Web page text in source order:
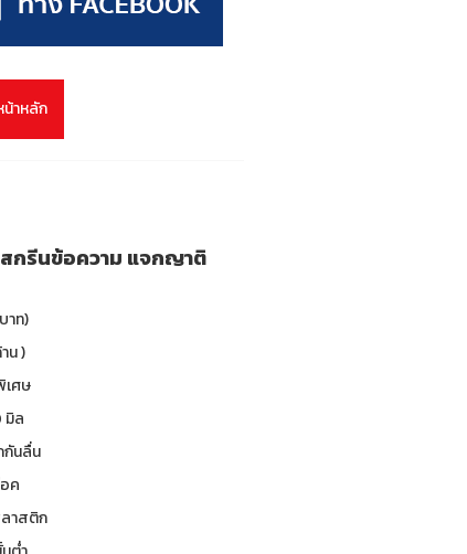
าหลัก
สกรีนข้อความ แจกญาติ
าท)
น )
เศษ
มิล
กันลื่น
ค
าสติก